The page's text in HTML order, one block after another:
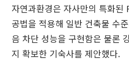
자연과환경은 자사만의 특화된
공법을 적용해 일반 건축물 수
음 차단 성능을 구현함은 물론
지 확보한 기숙사를 제안했다.